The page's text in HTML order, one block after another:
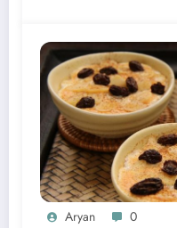
Aryan 0